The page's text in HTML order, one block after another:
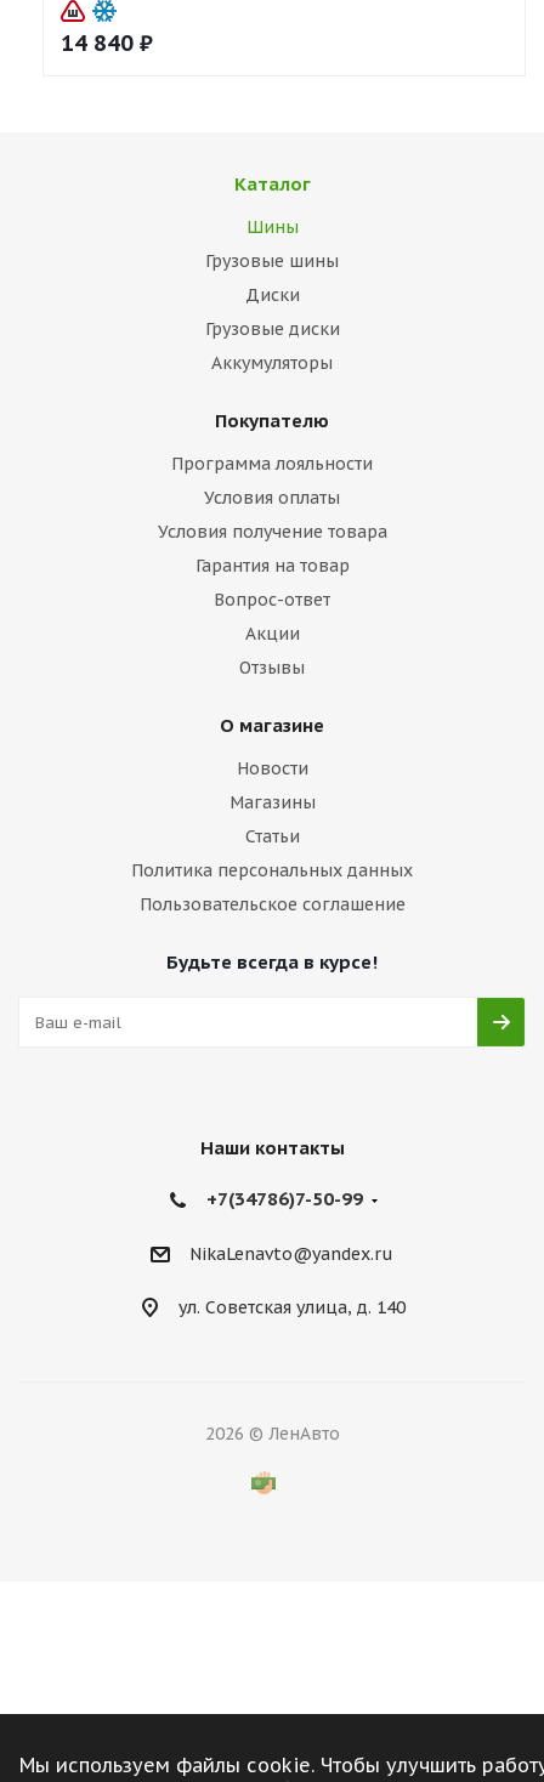
14 840 ₽
Каталог
Шины
Грузовые шины
Диски
Грузовые диски
Аккумуляторы
Покупателю
Программа лояльности
Условия оплаты
Условия получение товара
Гарантия на товар
Вопрос-ответ
Акции
Отзывы
О магазине
Новости
Магазины
Статьи
Политика персональных данных
Пользовательское соглашение
Будьте всегда в курсе!
Наши контакты
+7(34786)7-50-99
NikaLenavto@yandex.ru
ул. Советская улица, д. 140
2026 © ЛенАвто
Мы используем файлы cookie. Чтобы улучшить